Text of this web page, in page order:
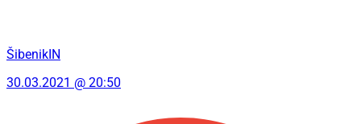
ŠibenikIN
30.03.2021 @ 20:50